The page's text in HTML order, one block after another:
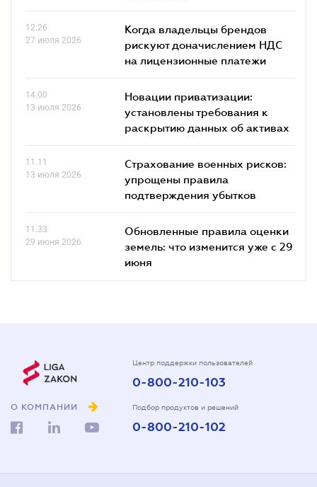
12.26
27 июля 2026
Когда владельцы брендов
рискуют доначислением НДС
на лицензионные платежи
14.00
13 июля 2026
Новации приватизации:
установлены требования к
раскрытию данных об активах
11.11
13 июля 2026
Страхование военных рисков:
упрощены правила
подтверждения убытков
11.33
29 июня 2026
Обновленные правила оценки
земель: что изменится уже с 29
июня
О КОМПАНИИ
Центр поддержки пользователей
0-800-210-103
Подбор продуктов и решений
0-800-210-102